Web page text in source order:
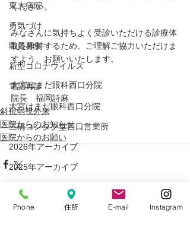
東大病院
勇気づけ
職員募集
新型コロナウイルス
電話再診
大宮はまだ眼科西口分院
三橋コンタク堂西口営業所
2026年アーカイブ
2025年アーカイブ
2024年アーカイブ
2023年アーカイブ
ください。
みなさんに気持ちよく受診いただける診療体
制を維持するため、ご理解ご協力いただけま
すよう、お願いいたします。
大宮はまだ眼科西口分院
院長　福岡詩麻
斜視弱視外来
医院からのお知らせ
医院からのお願い
Phone 住所 E-mail Instagram